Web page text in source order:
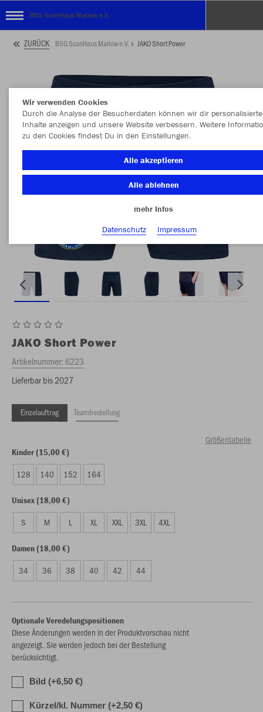
BSG ScanHaus Marlow e.V.
ZURÜCK BSG ScanHaus Marlow e.V. JAKO Short Power
JAKO Short Power
Artikelnummer: 6223
Lieferbar bis 2027
Einzelauftrag Teambestellung
Größentabelle
Kinder (15,00 €)
128 140 152 164
Unisex (18,00 €)
S M L XL XXL 3XL 4XL
Damen (18,00 €)
34 36 38 40 42 44
Optionale Veredelungspositionen
Diese Änderungen werden in der Produktvorschau nicht
angezeigt. Sie werden jedoch bei der Bestellung
berücksichtigt.
Bild (+6,50 €)
Kürzel/kl. Nummer (+2,50 €)
Wir verwenden Cookies
Durch die Analyse der Besucherdaten können wir dir personalisierte
Inhalte anzeigen und unsere Website verbessern. Weitere
zu den Cookies findest Du in den Einstellungen.
Alle akzeptieren
Alle ablehnen
mehr Infos
Datenschutz
Impressum